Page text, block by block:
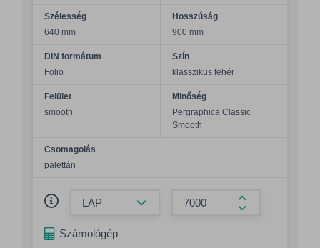
Szélesség
640 mm
Hosszúság
900 mm
DIN formátum
Folio
Szín
klasszikus fehér
Felület
smooth
Minőség
Pergraphica Classic
Smooth
Csomagolás
palettán
Összeg
Számológép